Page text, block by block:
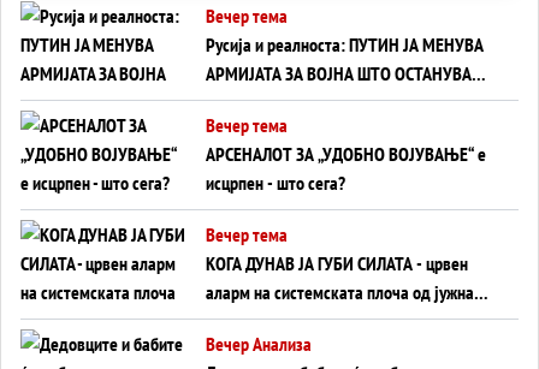
Вечер тема
Русија и реалноста: ПУТИН ЈА МЕНУВА
АРМИЈАТА ЗА ВОЈНА ШТО ОСТАНУВА
БЕЗ ФРОНТ
Вечер тема
АРСЕНАЛОТ ЗА „УДОБНО ВОЈУВАЊЕ“ е
исцрпен - што сега?
Вечер тема
КОГА ДУНАВ ЈА ГУБИ СИЛАТА - црвен
аларм на системската плоча од јужна
Германија до Црното Море...
Вечер Анализа